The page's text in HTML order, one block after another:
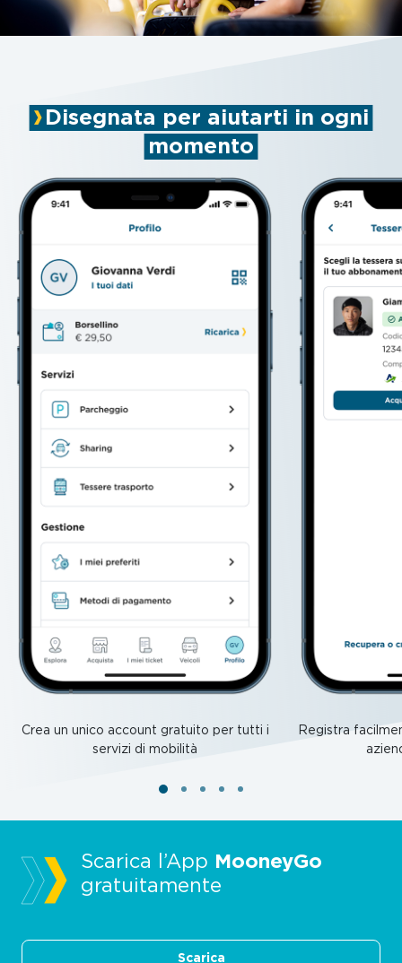
Disegnata per aiutarti in ogni
momento
Crea un unico account gratuito per tutti i
servizi di mobilità
Registra
Scarica l’App MooneyGo
gratuitamente
Scarica